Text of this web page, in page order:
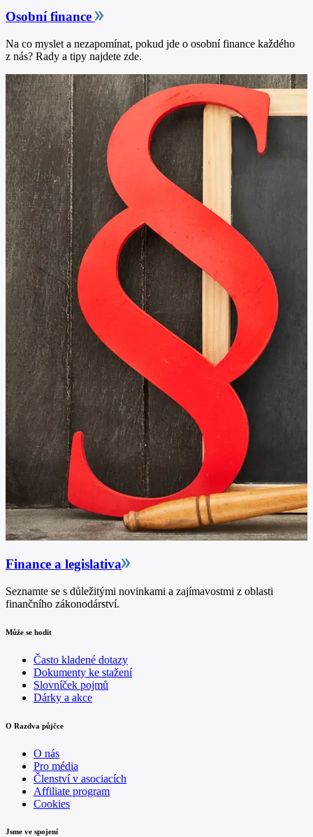
Osobní finance
Na co myslet a nezapomínat, pokud jde o osobní finance každého
z nás? Rady a tipy najdete zde.
Finance a legislativa
Seznamte se s důležitými novinkami a zajímavostmi z oblasti
finančního zákonodárství.
Může se hodit
Často kladené dotazy
Dokumenty ke stažení
Slovníček pojmů
Dárky a akce
O Razdva půjčce
O nás
Pro média
Členství v asociacích
Affiliate program
Cookies
Jsme ve spojení